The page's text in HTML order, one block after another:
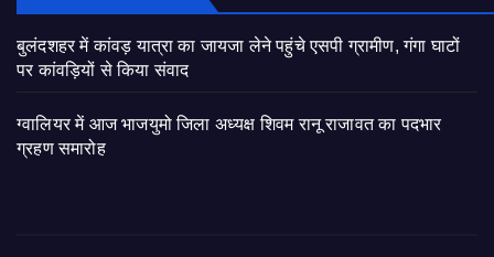
बुलंदशहर में कांवड़ यात्रा का जायजा लेने पहुंचे एसपी ग्रामीण, गंगा घाटों
पर कांवड़ियों से किया संवाद
ग्वालियर में आज भाजयुमो जिला अध्यक्ष शिवम रानू राजावत का पदभार
ग्रहण समारोह